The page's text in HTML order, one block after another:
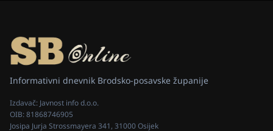
Informativni dnevnik Brodsko-posavske županije
Izdavač: Javnost info d.o.o.
OIB:81868746905
Josipa Jurja Strossmayera 341, 31000 Osijek